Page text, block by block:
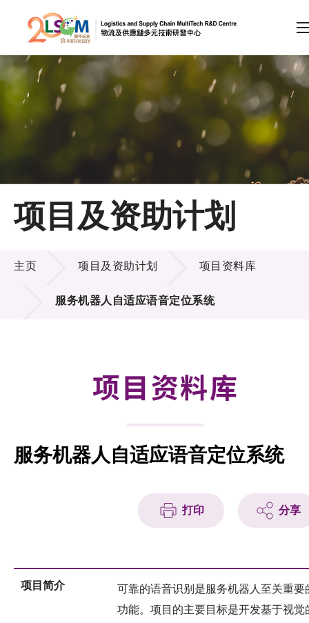
跳到内容（按回车键）
会员登录
A A EN 繁 简
主页
关于LSCM
技术商品化
项目及资助计划
资助计划
项目资料库
会籍
项目及资助计划
项目及资助计划
主页 项目及资助计划 项目资料库
服务机器人自适应语音定位系统
项目资料库
服务机器人自适应语音定位系统
打印 分享
项目简介
可靠的语音识别是服务机器人至关重要
功能。项目的主要目标是开发基于视觉